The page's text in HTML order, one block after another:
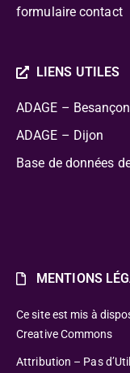
formulaire contact
LIENS UTILES
ADAGE – Besançon
ADAGE – Dijon
Base de données
MENTIONS
Ce site est mis à
Creative Commons
Attribution – Pas